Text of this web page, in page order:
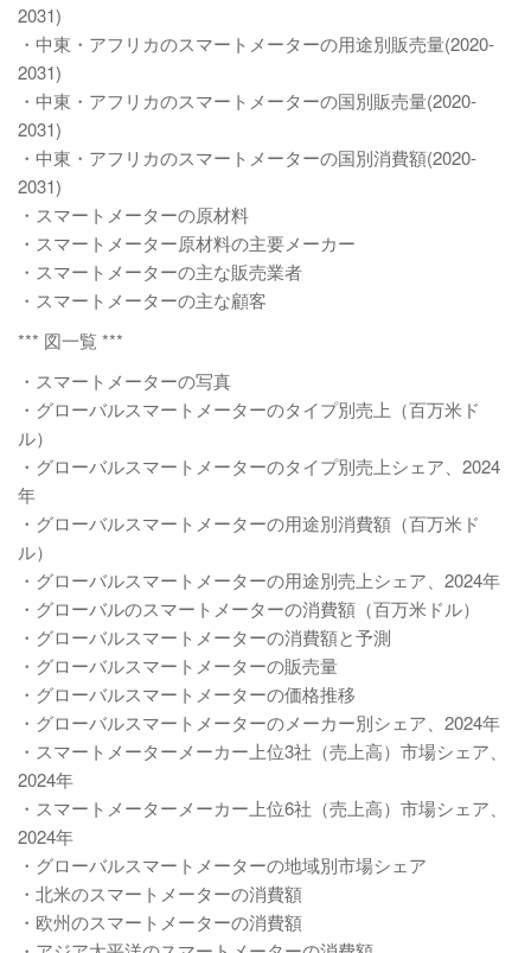
2031)
・中東・アフリカのスマートメーターの用途別販売量(2020-
2031)
・中東・アフリカのスマートメーターの国別販売量(2020-
2031)
・中東・アフリカのスマートメーターの国別消費額(2020-
2031)
・スマートメーターの原材料
・スマートメーター原材料の主要メーカー
・スマートメーターの主な販売業者
・スマートメーターの主な顧客
*** 図一覧 ***
・スマートメーターの写真
・グローバルスマートメーターのタイプ別売上（百万米ド
ル）
・グローバルスマートメーターのタイプ別売上シェア、2024
年
・グローバルスマートメーターの用途別消費額（百万米ド
ル）
・グローバルスマートメーターの用途別売上シェア、2024年
・グローバルのスマートメーターの消費額（百万米ドル）
・グローバルスマートメーターの消費額と予測
・グローバルスマートメーターの販売量
・グローバルスマートメーターの価格推移
・グローバルスマートメーターのメーカー別シェア、2024年
・スマートメーターメーカー上位3社（売上高）市場シェア、
2024年
・スマートメーターメーカー上位6社（売上高）市場シェア、
2024年
・グローバルスマートメーターの地域別市場シェア
・北米のスマートメーターの消費額
・欧州のスマートメーターの消費額